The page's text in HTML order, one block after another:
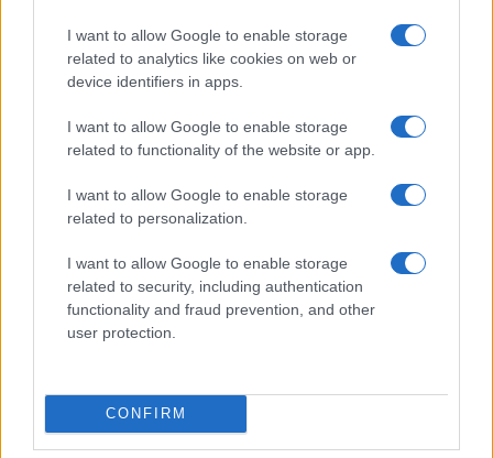
I want to allow Google to enable storage
related to analytics like cookies on web or
device identifiers in apps.
I want to allow Google to enable storage
related to functionality of the website or app.
I want to allow Google to enable storage
related to personalization.
I want to allow Google to enable storage
related to security, including authentication
functionality and fraud prevention, and other
user protection.
CONFIRM
FUORI PORTA
l’estate al cinema
Alessandro Tassinari · 5 Ago 2026